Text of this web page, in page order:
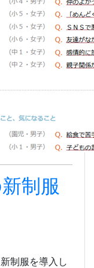
制服
制服を導入し